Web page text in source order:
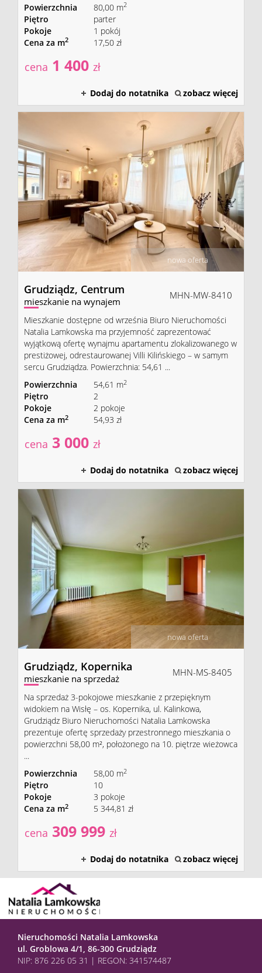
Powierzchnia
80,00 m2
Piętro
parter
Pokoje
1 pokój
Cena za m2 17,50 zł
cena 1 400 zł
Dodaj do notatnika zobacz więcej
nowa oferta
Grudziądz, Centrum
mieszkanie na wynajem
MHN-MW-8410
Mieszkanie dostępne od września Biuro Nieruchomości
Natalia Lamkowska ma przyjemność zaprezentować
wyjątkową ofertę wynajmu apartamentu zlokalizowanego w
prestiżowej, odrestaurowanej Villi Kilińskiego – w samym
sercu Grudziądza. Powierzchnia: 54,61 ...
Powierzchnia
54,61 m2
Piętro
2
Pokoje
2 pokoje
Cena za m2 54,93 zł
cena 3 000 zł
Dodaj do notatnika zobacz więcej
nowa oferta
Grudziądz, Kopernika
mieszkanie na sprzedaż
MHN-MS-8405
Na sprzedaż 3-pokojowe mieszkanie z przepięknym
widokiem na Wisłę – os. Kopernika, ul. Kalinkowa,
Grudziądz Biuro Nieruchomości Natalia Lamkowska
prezentuje ofertę sprzedaży przestronnego mieszkania o
powierzchni 58,00 m², położonego na 10. piętrze wieżowca
...
Powierzchnia
58,00 m2
Piętro
10
Pokoje
3 pokoje
Cena za m2 5 344,81 zł
cena 309 999 zł
Dodaj do notatnika zobacz więcej
Nieruchomości Natalia Lamkowska
ul. Groblowa 4/1, 86-300 Grudziądz
NIP: 876 226 05 31 | REGON: 341574487